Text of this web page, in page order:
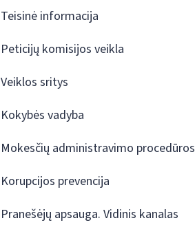
Teisinė informacija
Peticijų komisijos veikla
Veiklos sritys
Kokybės vadyba
Mokesčių administravimo procedūros
Korupcijos prevencija
Pranešėjų apsauga. Vidinis kanalas